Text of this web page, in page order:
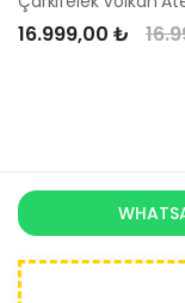
16.999,00 ₺